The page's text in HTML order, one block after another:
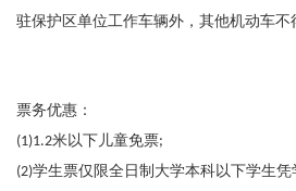
驻保护区单位工作车辆外，其他机动车不
票务优惠：
(1)1.2米以下儿童免票;
(2)学生票仅限全日制大学本科以下学生凭